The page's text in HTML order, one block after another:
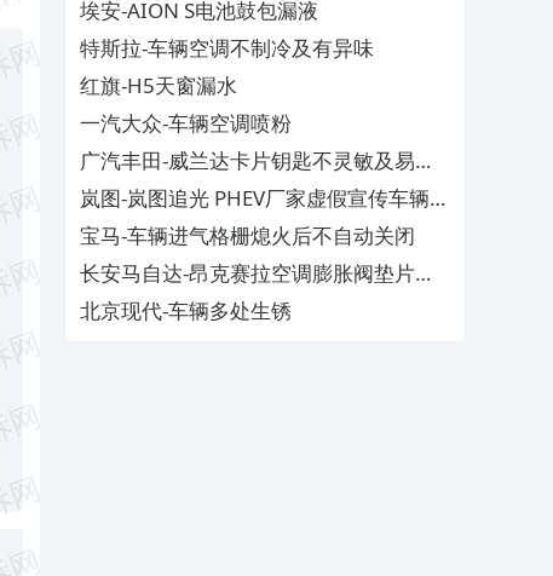
埃安-AION S电池鼓包漏液
特斯拉-车辆空调不制冷及有异味
红旗-H5天窗漏水
一汽大众-车辆空调喷粉
广汽丰田-威兰达卡片钥匙不灵敏及易消
磁
岚图-岚图追光 PHEV厂家虚假宣传车辆配
置与功能
宝马-车辆进气格栅熄火后不自动关闭
长安马自达-昂克赛拉空调膨胀阀垫片生
锈
北京现代-车辆多处生锈